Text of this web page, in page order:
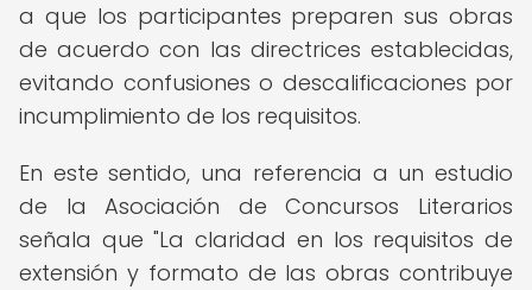
a que los participantes preparen sus obras
de acuerdo con las directrices establecidas,
evitando confusiones o descalificaciones por
incumplimiento de los requisitos.
En este sentido, una referencia a un estudio
de la Asociación de Concursos Literarios
señala que "La claridad en los requisitos de
extensión y formato de las obras contribuye